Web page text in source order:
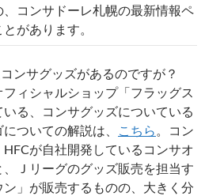
、コンサドーレ札幌の最新情報ペ
があります。
ンサグッズがあるのですが？
ィシャルショップ「フラッグス
る、コンサグッズについている
ついての解説は、
こちら 。コン
が自社開発しているコンサオ
Ｊリーグのグッズ販売を担当す
」が販売するものの、大きく分